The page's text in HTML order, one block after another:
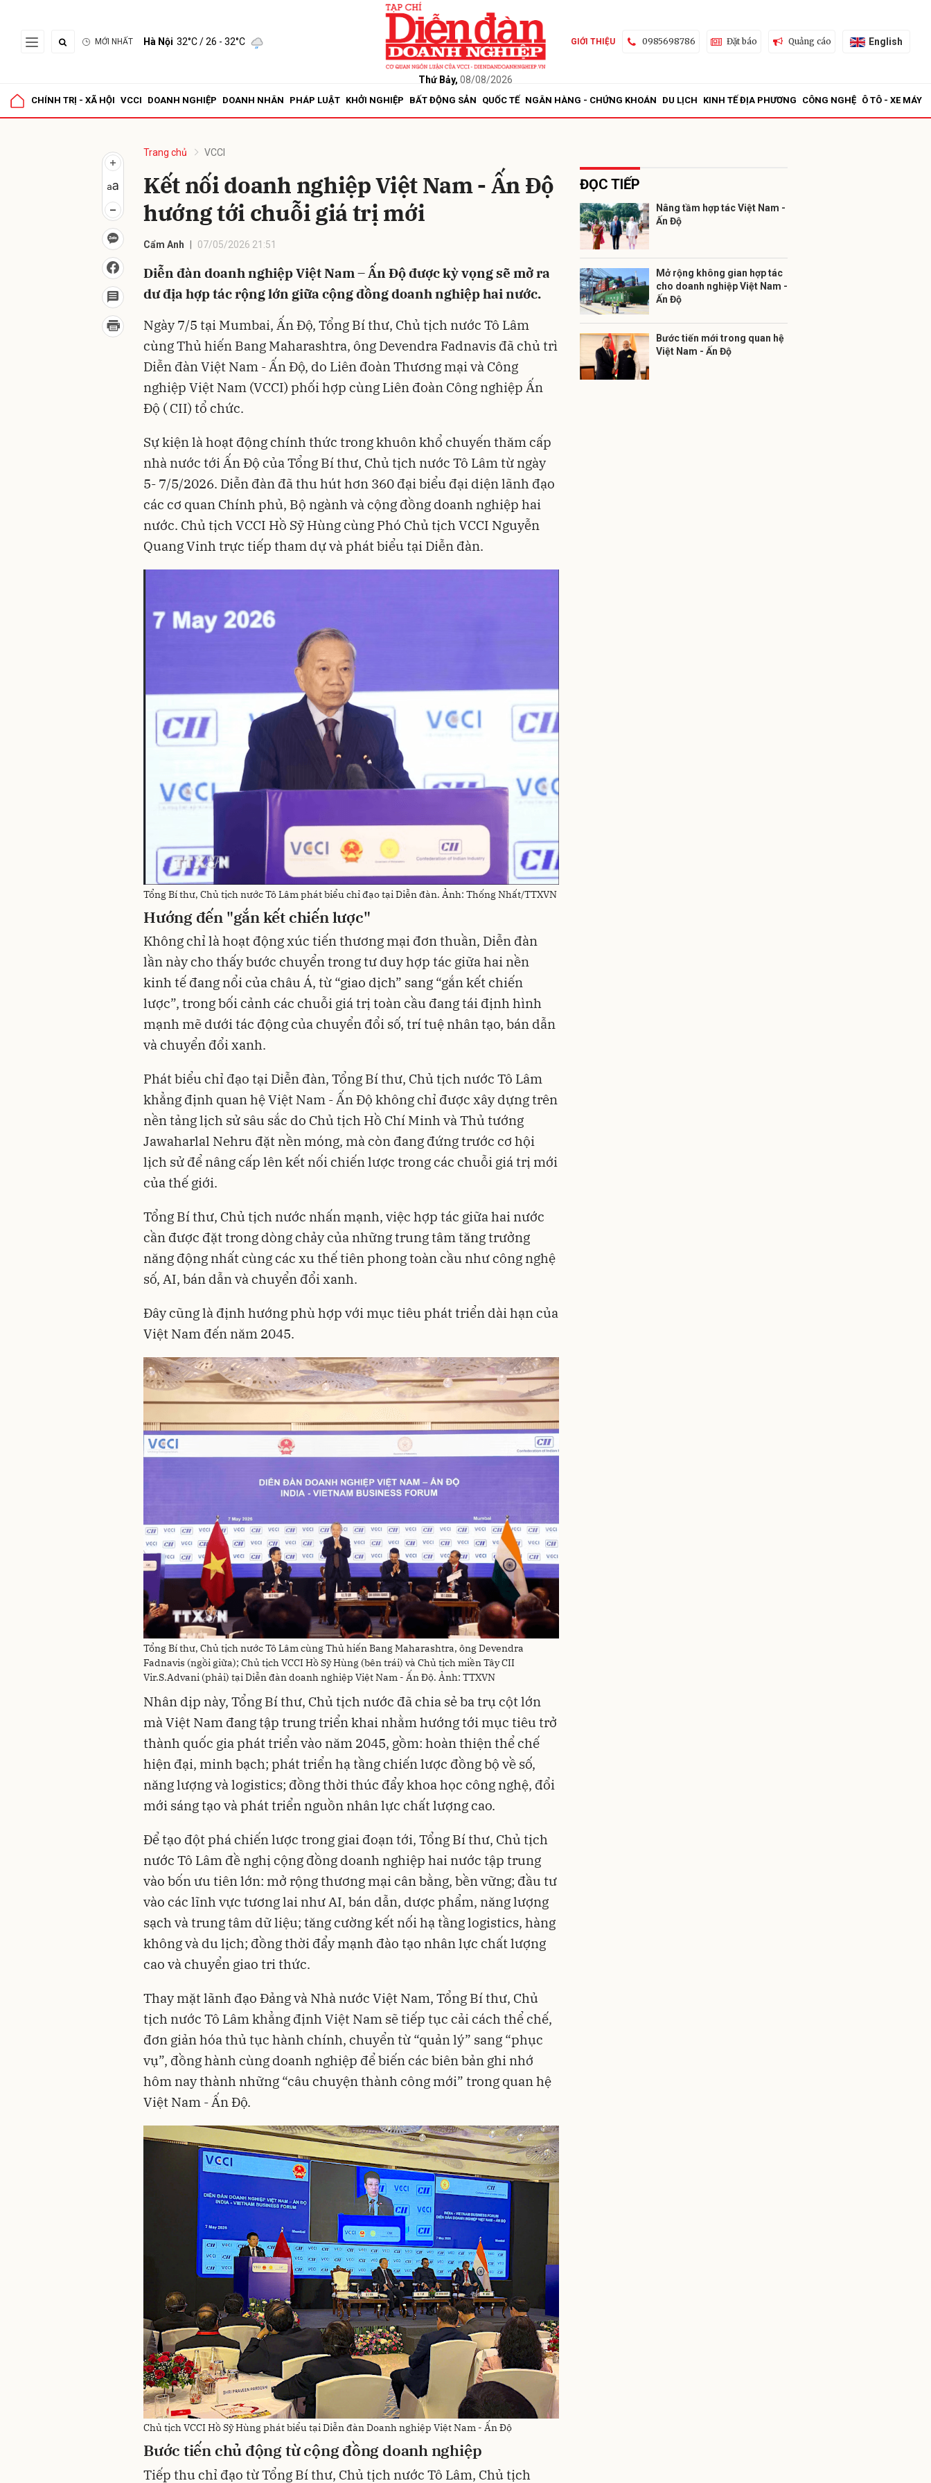
MỚI NHẤT Hà Nội 32°C/ 26 - 32°C
Thứ Bảy, 08/08/2026
GIỚI THIỆU 0985698786 Đặt báo Quảng cáo English
CHÍNH TRỊ - XÃ HỘI VCCI DOANH NGHIỆP DOANH NHÂN PHÁP LUẬT KHỞI NGHIỆP BẤT ĐỘNG SẢN QUỐC TẾ NGÂN HÀNG - CHỨNG KHOÁN DU LỊCH KINH TẾ ĐỊA PHƯƠNG CÔNG NGHỆ Ô TÔ - XE MÁY
Trang chủ VCCI
Kết nối doanh nghiệp Việt Nam - Ấn Độ
hướng tới chuỗi giá trị mới
Cẩm Anh 07/05/2026 21:51
Diễn đàn doanh nghiệp Việt Nam – Ấn Độ được kỳ vọng sẽ mở ra
dư địa hợp tác rộng lớn giữa cộng đồng doanh nghiệp hai nước.
Ngày 7/5 tại Mumbai, Ấn Độ, Tổng Bí thư, Chủ tịch nước Tô Lâm
cùng Thủ hiến Bang Maharashtra, ông Devendra Fadnavis đã chủ trì
Diễn đàn Việt Nam - Ấn Độ, do Liên đoàn Thương mại và Công
nghiệp Việt Nam (VCCI) phối hợp cùng Liên đoàn Công nghiệp Ấn
Độ ( CII) tổ chức.
Sự kiện là hoạt động chính thức trong khuôn khổ chuyến thăm cấp
nhà nước tới Ấn Độ của Tổng Bí thư, Chủ tịch nước Tô Lâm từ ngày
5- 7/5/2026. Diễn đàn đã thu hút hơn 360 đại biểu đại diện lãnh đạo
các cơ quan Chính phủ, Bộ ngành và cộng đồng doanh nghiệp hai
nước. Chủ tịch VCCI Hồ Sỹ Hùng cùng Phó Chủ tịch VCCI Nguyễn
Quang Vinh trực tiếp tham dự và phát biểu tại Diễn đàn.
Tổng Bí thư, Chủ tịch nước Tô Lâm phát biểu chỉ đạo tại Diễn đàn. Ảnh: Thống Nhất/TTXVN
Hướng đến "gắn kết chiến lược"
Không chỉ là hoạt động xúc tiến thương mại đơn thuần, Diễn đàn
lần này cho thấy bước chuyển trong tư duy hợp tác giữa hai nền
kinh tế đang nổi của châu Á, từ “giao dịch” sang “gắn kết chiến
lược”, trong bối cảnh các chuỗi giá trị toàn cầu đang tái định hình
mạnh mẽ dưới tác động của chuyển đổi số, trí tuệ nhân tạo, bán dẫn
và chuyển đổi xanh.
Phát biểu chỉ đạo tại Diễn đàn, Tổng Bí thư, Chủ tịch nước Tô Lâm
khẳng định quan hệ Việt Nam - Ấn Độ không chỉ được xây dựng trên
nền tảng lịch sử sâu sắc do Chủ tịch Hồ Chí Minh và Thủ tướng
Jawaharlal Nehru đặt nền móng, mà còn đang đứng trước cơ hội
lịch sử để nâng cấp lên kết nối chiến lược trong các chuỗi giá trị mới
của thế giới.
Tổng Bí thư, Chủ tịch nước nhấn mạnh, việc hợp tác giữa hai nước
cần được đặt trong dòng chảy của những trung tâm tăng trưởng
năng động nhất cùng các xu thế tiên phong toàn cầu như công nghệ
số, AI, bán dẫn và chuyển đổi xanh.
Đây cũng là định hướng phù hợp với mục tiêu phát triển dài hạn của
Việt Nam đến năm 2045.
Tổng Bí thư, Chủ tịch nước Tô Lâm cùng Thủ hiến Bang Maharashtra, ông Devendra
Fadnavis (ngồi giữa); Chủ tịch VCCI Hồ Sỹ Hùng (bên trái) và Chủ tịch miền Tây CII
Vir.S.Advani (phải) tại Diễn đàn doanh nghiệp Việt Nam - Ấn Độ. Ảnh: TTXVN
Nhân dịp này, Tổng Bí thư, Chủ tịch nước đã chia sẻ ba trụ cột lớn
mà Việt Nam đang tập trung triển khai nhằm hướng tới mục tiêu trở
thành quốc gia phát triển vào năm 2045, gồm: hoàn thiện thể chế
hiện đại, minh bạch; phát triển hạ tầng chiến lược đồng bộ về số,
năng lượng và logistics; đồng thời thúc đẩy khoa học công nghệ, đổi
mới sáng tạo và phát triển nguồn nhân lực chất lượng cao.
Để tạo đột phá chiến lược trong giai đoạn tới, Tổng Bí thư, Chủ tịch
nước Tô Lâm đề nghị cộng đồng doanh nghiệp hai nước tập trung
vào bốn ưu tiên lớn: mở rộng thương mại cân bằng, bền vững; đầu tư
vào các lĩnh vực tương lai như AI, bán dẫn, dược phẩm, năng lượng
sạch và trung tâm dữ liệu; tăng cường kết nối hạ tầng logistics, hàng
không và du lịch; đồng thời đẩy mạnh đào tạo nhân lực chất lượng
cao và chuyển giao tri thức.
Thay mặt lãnh đạo Đảng và Nhà nước Việt Nam, Tổng Bí thư, Chủ
tịch nước Tô Lâm khẳng định Việt Nam sẽ tiếp tục cải cách thể chế,
đơn giản hóa thủ tục hành chính, chuyển từ “quản lý” sang “phục
vụ”, đồng hành cùng doanh nghiệp để biến các biên bản ghi nhớ
hôm nay thành những “câu chuyện thành công mới” trong quan hệ
Việt Nam - Ấn Độ.
Chủ tịch VCCI Hồ Sỹ Hùng phát biểu tại Diễn đàn Doanh nghiệp Việt Nam - Ấn Độ
Bước tiến chủ động từ cộng đồng doanh nghiệp
Tiếp thu chỉ đạo từ Tổng Bí thư, Chủ tịch nước Tô Lâm, Chủ tịch
ĐỌC TIẾP
Nâng tầm hợp tác Việt Nam -
Ấn Độ
Mở rộng không gian hợp tác
cho doanh nghiệp Việt Nam -
Ấn Độ
Bước tiến mới trong quan hệ
Việt Nam - Ấn Độ
Gửi